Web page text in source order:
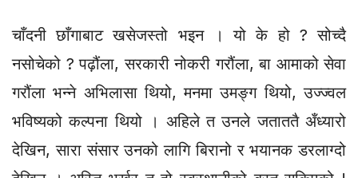
चाँदनी छाँगाबाट खसेजस्तो भइन । यो के हो ? सोच्दै
नसोचेको ? पढ़ौंला, सरकारी नोकरी गरौंला, बा आमाको सेवा
गरौंला भन्ने अभिलासा थियो, मनमा उमङ्ग थियो, उज्ज्वल
भविष्यको कल्पना थियो । अहिले त उनले जताततै अँध्यारो
देखिन, सारा संसार उनको लागि बिरानो र भयानक डरलाग्दो